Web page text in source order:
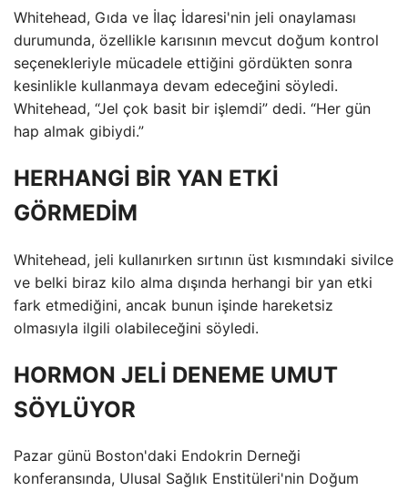
Whitehead, Gıda ve İlaç İdaresi'nin jeli onaylaması
durumunda, özellikle karısının mevcut doğum kontrol
seçenekleriyle mücadele ettiğini gördükten sonra
kesinlikle kullanmaya devam edeceğini söyledi.
Whitehead, “Jel çok basit bir işlemdi” dedi. “Her gün
hap almak gibiydi.”
HERHANGİ BİR YAN ETKİ
GÖRMEDİM
Whitehead, jeli kullanırken sırtının üst kısmındaki sivilce
ve belki biraz kilo alma dışında herhangi bir yan etki
fark etmediğini, ancak bunun işinde hareketsiz
olmasıyla ilgili olabileceğini söyledi.
HORMON JELİ DENEME UMUT
SÖYLÜYOR
Pazar günü Boston'daki Endokrin Derneği
konferansında, Ulusal Sağlık Enstitüleri'nin Doğum